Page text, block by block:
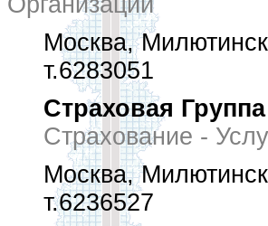
Москва,
т.6283051
Страховая
Страхование -
Москва,
т.6236527